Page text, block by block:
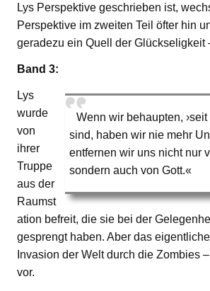
Lys Perspektive geschrieben ist,
Perspektive im zweiten Teil öfter hin
geradezu ein Quell der Glückseligkeit
Band 3:
Wenn wir behaupten,
sind, haben wir nie mehr
entfernen wir uns nicht nur
sondern auch von Gott.«
Lys
wurde
von
ihrer
Truppe
aus der
Raumst
ation befreit, die sie bei der
gesprengt haben. Aber das
Invasion der Welt durch die Zombies
vor.